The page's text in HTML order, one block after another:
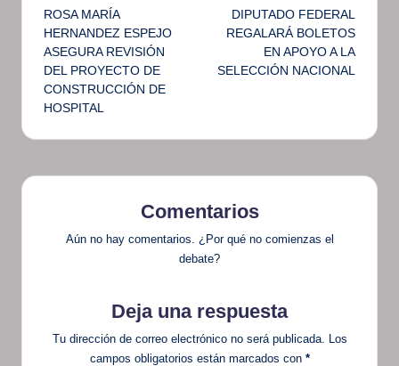
de
entradas
ROSA MARÍA
HERNANDEZ ESPEJO
ASEGURA REVISIÓN
DEL PROYECTO DE
CONSTRUCCIÓN DE
HOSPITAL
DIPUTADO FEDERAL
REGALARÁ BOLETOS
EN APOYO A LA
SELECCIÓN NACIONAL
Comentarios
Aún no hay comentarios. ¿Por qué no comienzas el
debate?
Deja una respuesta
Tu dirección de correo electrónico no será publicada. Los
campos obligatorios están marcados con *